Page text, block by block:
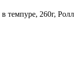
темпуре, 260г, Ролл